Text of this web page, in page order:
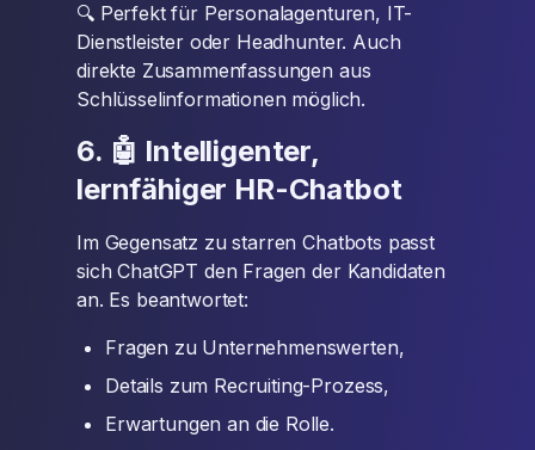
🔍 Perfekt für Personalagenturen, IT-
Dienstleister oder Headhunter. Auch
direkte Zusammenfassungen aus
Schlüsselinformationen möglich.
6. 🤖 Intelligenter,
lernfähiger HR-Chatbot
Im Gegensatz zu starren Chatbots passt
sich ChatGPT den Fragen der Kandidaten
an. Es beantwortet:
Fragen zu Unternehmenswerten,
Details zum Recruiting-Prozess,
Erwartungen an die Rolle.